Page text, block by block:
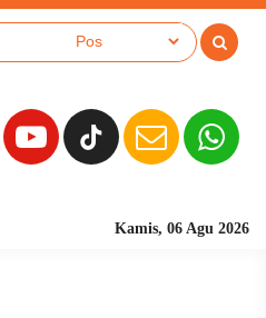
Kamis, 06 Agu 2026
Sekolah Berbasis